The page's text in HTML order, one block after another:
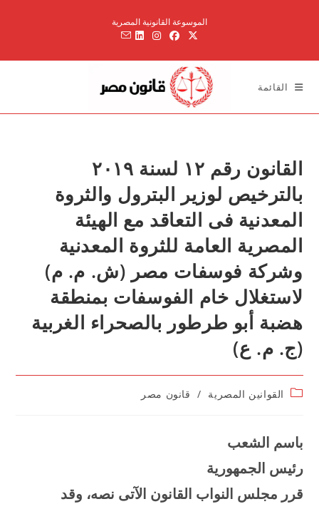
الموسوعة القانونية المصرية
القائمة
القانون رقم ۱۲ لسنة ۲۰۱۹
بالترخيص لوزير البترول والثروة
المعدنية فى التعاقد مع الهيئة
المصرية العامة للثروة المعدنية
وشركة فوسفات مصر (ش. م. م)
لاستغلال خام الفوسفات بمنطقة
هضبة أبو طرطور بالصحراء الغربية
(ج. م. ع)
Postالقوانين المصرية / قانون مصر
باسم الشعب
رئيس الجمهورية
قرر مجلس النواب القانون الآتى نصه، وقد